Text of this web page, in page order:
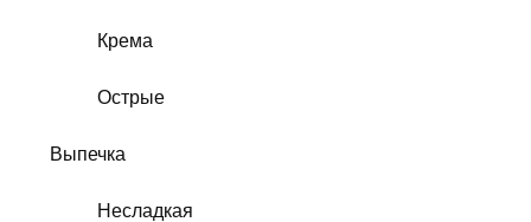
Крема
Острые
Выпечка
Несладкая